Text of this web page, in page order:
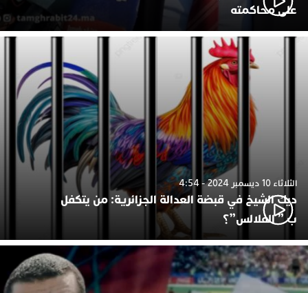
على محاكمته
الثلاثاء 10 ديسمبر 2024 - 4:54
ديك الشيخ في قبضة العدالة الجزائرية: من يتكفل
ب ” الفلالس”؟